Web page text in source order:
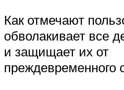
Как отмечают
обволакивает все
и защищает их от
преждевременного